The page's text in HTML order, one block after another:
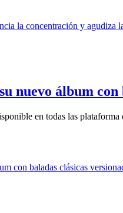
nuevo álbum
en todas las